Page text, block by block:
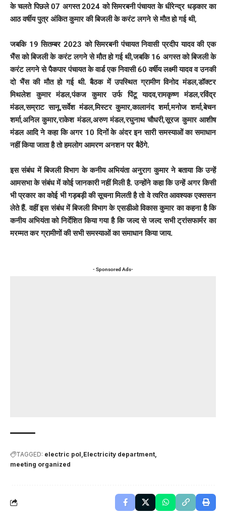
के चलते पिछले 07 अगस्त 2024 को सिमरबनी पंचायत के धीरेन्द्र धड़कार का
आठ वर्षीय पुत्र अंकित कुमार की बिजली के करंट लगने से मौत हो गई थी,
जबकि 19 सितम्बर 2023 को सिमरबनी पंचायत निवासी प्रदीप यादव की एक
भैंस को बिजली के करंट लगने से मौत हो गई थी,जबकि 16 अगस्त को बिजली के
करंट लगने से पैकपार पंचायत के वार्ड एक निवासी 60 वर्षीय लक्ष्मी यादव व उनकी
दो भैंस की मौत हो गई थी. बैठक में उपस्थित ग्रामीण विनोद मंडल,डॉक्टर
मिथलेश कुमार मंडल,पंकज कुमार उर्फ पिंटू यादव,रामकृष्ण मंडल,रविंद्र
मंडल,सम्राट सानू,सर्वेश मंडल,मिस्टर कुमार,कालानंद शर्मा,मनोज शर्मा,बेचन
शर्मा,अनिल कुमार,राकेश मंडल,अरुण मंडल,रघुनाथ चौधरी,सूरज कुमार आशीष
मंडल आदि ने कहा कि अगर 10 दिनों के अंदर इन सारी समस्याओं का समाधान
नहीं किया जाता है तो हमलोग आमरण अनशन पर बैठेंगे.
इस संबंध में बिजली विभाग के कनीय अभियंता अनुराग कुमार ने बताया कि उन्हें
आमसभा के संबंध में कोई जानकारी नहीं मिली है. उन्होंने कहा कि उन्हें अगर किसी
भी प्रकार का कोई भी गड़बड़ी की सूचना मिलती है तो वे त्वरित आवश्यक एक्ससन
लेते हैं. वहीं इस संबंध में बिजली विभाग के एसडीओ विकास कुमार का कहना है कि
कनीय अभियंता को निर्देशित किया गया है कि जल्द से जल्द सभी ट्रांसफार्मर का
मरम्मत कर ग्रामीणों की सभी समस्याओं का समाधान किया जाय.
- Sponsored Ads-
TAGGED: electric pol Electricity department
meeting organized